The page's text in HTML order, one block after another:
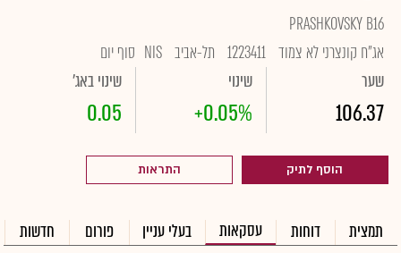
PRASHKOVSKY B16
אג"ח קונצרני לא צמוד 1223411 תל-אביב NIS סוף יום
שער
106.37
שינוי
+0.05%
שינוי באג'
0.05
הוסף לתיק התראות
תמצית דוחות עסקאות בעלי עניין פורום חדשות